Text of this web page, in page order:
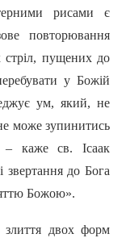
рисами є
повторювання
стріл, пущених до
у Божій
ум, який, не
може зупинитись
– каже св. Ісаак
звертання до Бога
Божою».
злиття двох форм